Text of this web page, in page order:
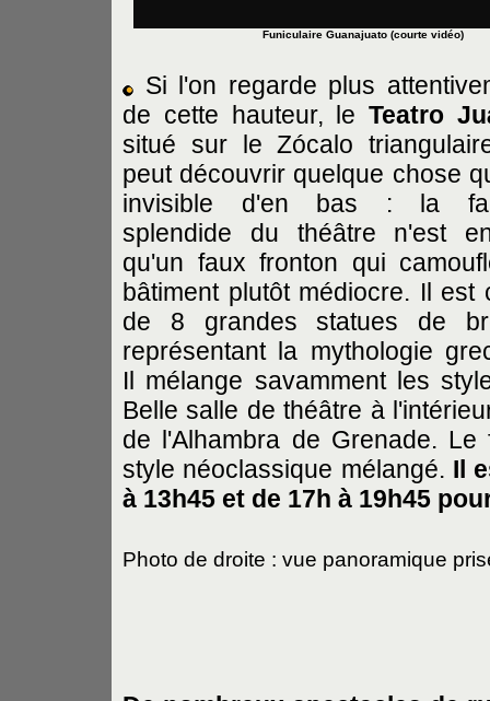
Funiculaire Guanajuato (courte vidéo)
Si l'on regarde plus
de cette hauteur, leTeatro
situé sur le Zócalo
peut découvrir quelque chose
invisible d'en bas : la
splendide du théâtre n'est
qu'un faux fronton qui
bâtiment plutôt médiocre. Il est
de 8 grandes statues de
représentant la mythologie
Il mélange savamment les
Belle salle de théâtre à
de l'Alhambra de Grenade.
style néoclassique mélangé. Il
à 13h45 et de 17h à 19h45
Photo de droite : vue panoramique